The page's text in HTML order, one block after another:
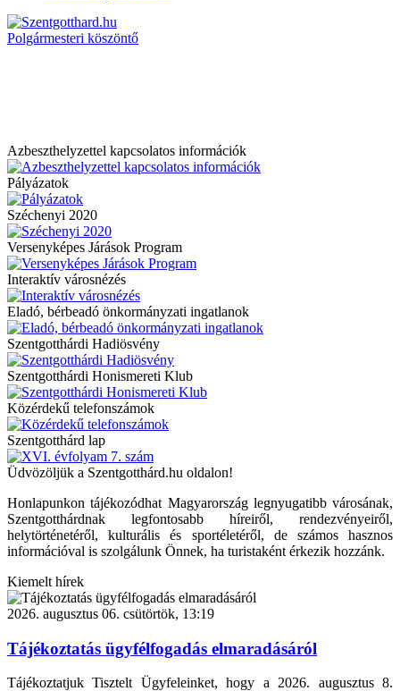
Polgármesteri köszöntő
Azbeszthelyzettel kapcsolatos információk
Pályázatok
Széchenyi 2020
Versenyképes Járások Program
Interaktív városnézés
Eladó, bérbeadó önkormányzati ingatlanok
Szentgotthárdi Hadiösvény
Szentgotthárdi Honismereti Klub
Közérdekű telefonszámok
Szentgotthárd lap
Üdvözöljük a Szentgotthárd.hu oldalon!
Honlapunkon tájékozódhat Magyarország legnyugatibb városának,
Szentgotthárdnak legfontosabb híreiről, rendezvényeiről,
helytörténetéről, kulturális és sportéletéről, de számos hasznos
információval is szolgálunk Önnek, ha turistaként érkezik hozzánk.
Kiemelt hírek
2026. augusztus 06. csütörtök, 13:19
Tájékoztatás ügyfélfogadás elmaradásáról
Tájékoztatjuk Tisztelt Ügyfeleinket, hogy a 2026. augusztus 8.